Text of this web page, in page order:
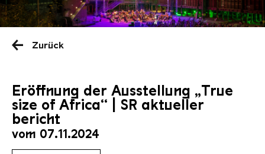
Zurück
Eröffnung der Ausstellung „True
size of Africa“ | SR aktueller
bericht
vom 07.11.2024